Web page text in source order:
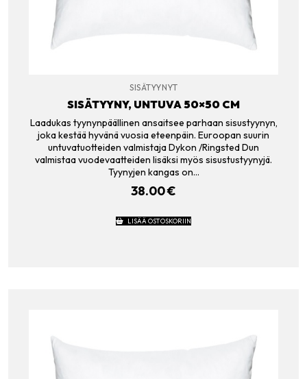
SISÄTYYNYT
SISÄTYYNY, UNTUVA 50×50 CM
Laadukas tyynynpäällinen ansaitsee parhaan sisustyynyn,
joka kestää hyvänä vuosia eteenpäin. Euroopan suurin
untuvatuotteiden valmistaja Dykon /Ringsted Dun
valmistaa vuodevaatteiden lisäksi myös sisustustyynyjä.
Tyynyjen kangas on…
38.00€
LISÄÄ OSTOSKORIIN